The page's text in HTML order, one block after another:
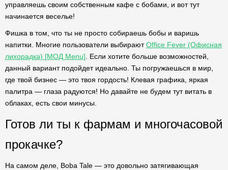
управляешь своим собственным кафе с бобами, и вот тут
начинается веселье!
Фишка в том, что ты не просто собираешь бобы и варишь
напитки. Многие пользователи выбираютOffice Fever (Офисная
лихорадка) [МОД Menu] . Если хотите больше возможностей,
данный вариант подойдет идеально. Ты погружаешься в мир,
где твой бизнес — это твоя гордость! Клевая графика, яркая
палитра — глаза радуются! Но давайте не будем тут витать в
облаках, есть свои минусы.
Готов ли ты к фармам и многочасовой
прокачке?
На самом деле, Boba Tale — это довольно затягивающая